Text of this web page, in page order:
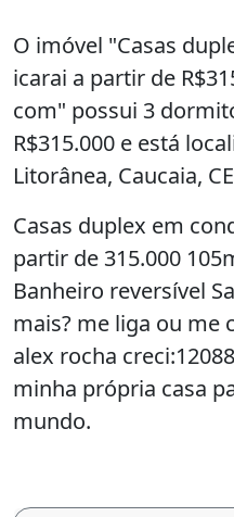
O imóvel "Casas
icarai a partir de
com" possui 3
R$315.000 e está
Litorânea, Caucaia,
Casas duplex em
partir de 315.000
Banheiro reversível
mais? me liga ou me
alex rocha
minha própria casa
mundo.